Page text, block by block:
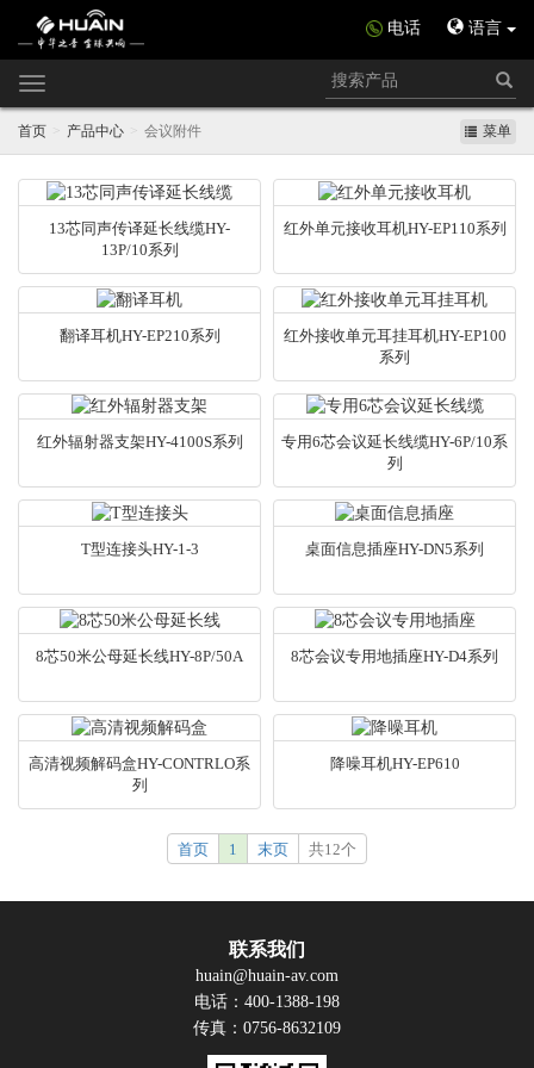
电话 语言
Toggle
navigation
首页 产品中心 会议附件 菜单
13芯同声传译延长线缆HY-
13P/10系列
红外单元接收耳机HY-EP110系列
翻译耳机HY-EP210系列
红外接收单元耳挂耳机HY-EP100
系列
红外辐射器支架HY-4100S系列
专用6芯会议延长线缆HY-6P/10系
列
T型连接头HY-1-3 桌面信息插座HY-DN5系列
8芯50米公母延长线HY-8P/50A 8芯会议专用地插座HY-D4系列
高清视频解码盒HY-CONTRLO系
列
降噪耳机HY-EP610
首页 1 末页 共12个
联系我们
huain@huain-av.com
电话：400-1388-198
传真：0756-8632109